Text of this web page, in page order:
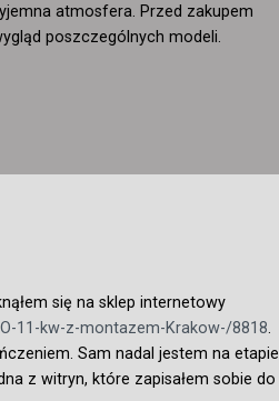
atmosfera. Przed zakupem
poszczególnych modeli.
się na sklep internetowy
11-kw-z-montazem-Krakow-/8818.
Sam nadal jestem na etapie
z witryn, które zapisałem sobie do